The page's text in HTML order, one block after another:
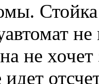
не хочет